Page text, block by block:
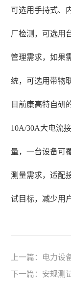
可选用手持式、
厂检测，可选用
管理需求，如果
统，可选用带物
目前康高特自研
10A/30A大电流
量，一台设备可
测量需求，适配
试目标，减少用
上一篇： 电力设
下一篇： 安规测